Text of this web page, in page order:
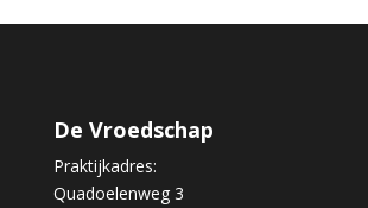
De Vroedschap
Praktijkadres:
Quadoelenweg 3